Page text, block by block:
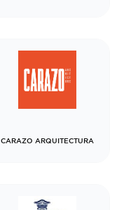
CARAZO ARQUITECTURA